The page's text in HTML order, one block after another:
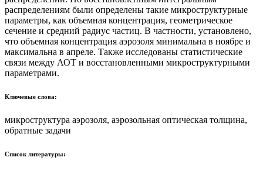
распределениям были определены такие микроструктурные
параметры, как объемная концентрация, геометрическое
сечение и средний радиус частиц. В частности, установлено,
что объемная концентрация аэрозоля минимальна в ноябре и
максимальна в апреле. Также исследованы статистические
связи между АОТ и восстановленными микроструктурными
параметрами.
Ключевые слова:
микроструктура аэрозоля, аэрозольная оптическая толщина,
обратные задачи
Список литературы: